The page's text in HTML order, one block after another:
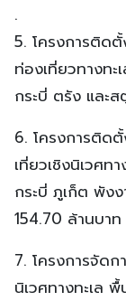
.
5. โครงการติด
ท่องเที่ยวทางท
กระบี่ ตรัง และ
6. โครงการติด
เที่ยวเชิงนิเวศ
กระบี่ ภูเก็ต พัง
154.70 ล้านบาท
7. โครงการจัด
นิเวศทางทะเล